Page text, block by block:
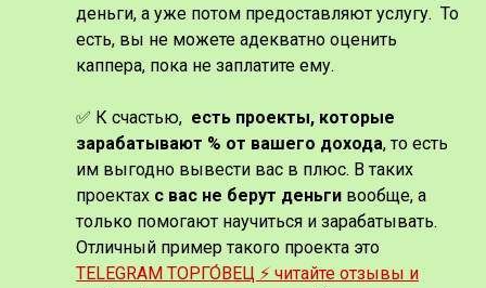
деньги, а уже потом предоставляют услугу. То
есть, вы не можете адекватно оценить
каппера, пока не заплатите ему.
✅ К счастью, есть проекты, которые
зарабатывают % от вашего дохода, то есть
им выгодно вывести вас в плюс. В таких
проектах с вас не берут деньги вообще, а
только помогают научиться и зарабатывать.
Отличный пример такого проекта это
TELEGRAM ТОРГО́ВЕЦ ⚡️ читайте отзывы и